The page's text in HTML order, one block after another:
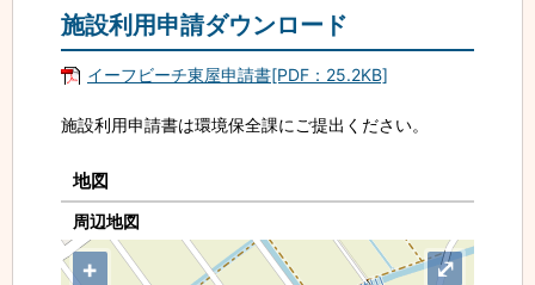
施設利用申請ダウンロード
イーフビーチ東屋申請書[PDF：25.2KB]
施設利用申請書は環境保全課にご提出ください。
地図
周辺地図
+ ⤢